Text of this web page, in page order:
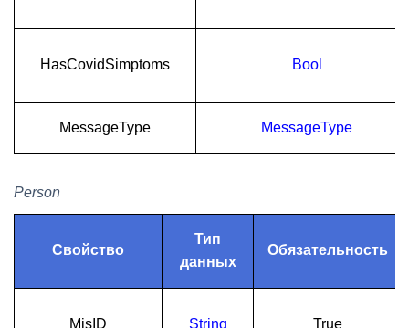
HasCovidSimptoms Bool
MessageType MessageType
Person
Свойство
Тип
данных
Обязательность
MisID String True